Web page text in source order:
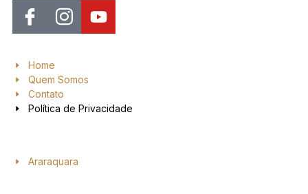
Home
Quem Somos
Contato
Política de Privacidade
Araraquara